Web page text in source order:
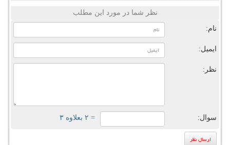
نظر شما در مورد این مطلب
نام:
ایمیل:
نظر:
سوال: = ۲ بعلاوه ۳